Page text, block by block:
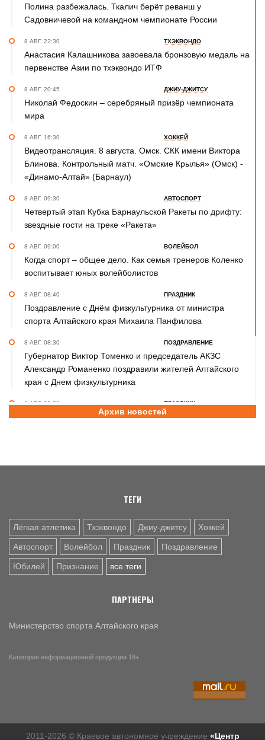
Полина разбежалась. Ткалич берёт реванш у
Садовничевой на командном чемпионате России
8 АВГ. 22:30 ТХЭКВОНДО
Анастасия Калашникова завоевала бронзовую медаль на
первенстве Азии по тхэквондо ИТФ
8 АВГ. 20:45 ДЖИУ-ДЖИТСУ
Николай Федоскин – серебряный призёр чемпионата
мира
8 АВГ. 16:30 ХОККЕЙ
Видеотрансляция. 8 августа. Омск. СКК имени Виктора
Блинова. Контрольный матч. «Омские Крылья» (Омск) -
«Динамо-Алтай» (Барнаул)
8 АВГ. 09:30 АВТОСПОРТ
Четвертый этап Кубка Барнаульской Ракеты по дрифту:
звездные гости на треке «Ракета»
8 АВГ. 09:00 ВОЛЕЙБОЛ
Когда спорт – общее дело. Как семья тренеров Коленко
воспитывает юных волейболистов
8 АВГ. 08:40 ПРАЗДНИК
Поздравление с Днём физкультурника от министра
спорта Алтайского края Михаила Панфилова
8 АВГ. 08:30 ПОЗДРАВЛЕНИЕ
Губернатор Виктор Томенко и председатель АКЗС
Александр Романенко поздравили жителей Алтайского
края с Днем физкультурника
8 АВГ. 08:20 ПРАЗДНИК
Поздравление с Днем физкультурника от министра
Базовый элемент. Александру Городову - 70 лет
Архив новостей
ТЕГИ
Лёгкая атлетика Тхэквондо Джиу-джитсу Хоккей
Автоспорт Волейбол Праздник Поздравление
Юбилей Признание все теги
ПАРТНЕРЫ
Министерство спорта Алтайского края
Категория информационной продукции 18+
2011-2026 © Краевое автономное учреждение «Центр